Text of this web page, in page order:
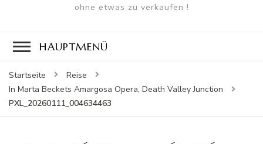
ohne etwas zu verkaufen !
HAUPTMENÜ
Startseite
Reise
In Marta Beckets Amargosa Opera, Death Valley Junction
PXL_20260111_004634463